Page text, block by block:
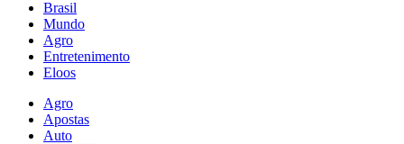
Brasil
Mundo
Agro
Entretenimento
Eloos
Agro
Apostas
Auto